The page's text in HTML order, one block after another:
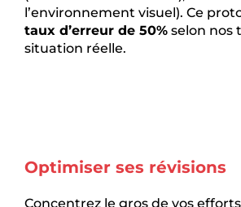
l’environnement visuel). Ce
taux d’erreur de 50%selon nos
situation réelle.
Optimiser ses révisions
Concentrez le gros de vos